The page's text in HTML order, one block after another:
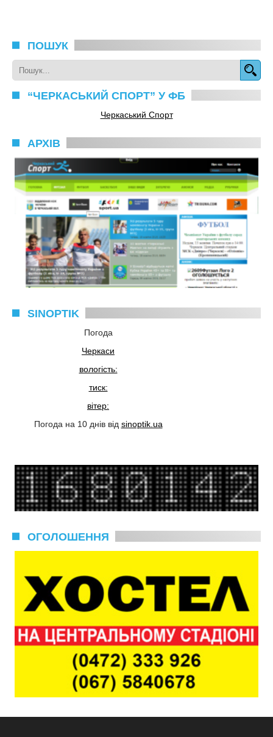
ПОШУК
“ЧЕРКАСЬКИЙ СПОРТ” У ФБ
Черкаський Спорт
АРХІВ
SINOPTIK
Погода
Черкаси
вологість:
тиск:
вітер:
Погода на 10 днів від sinoptik.ua
ОГОЛОШЕННЯ